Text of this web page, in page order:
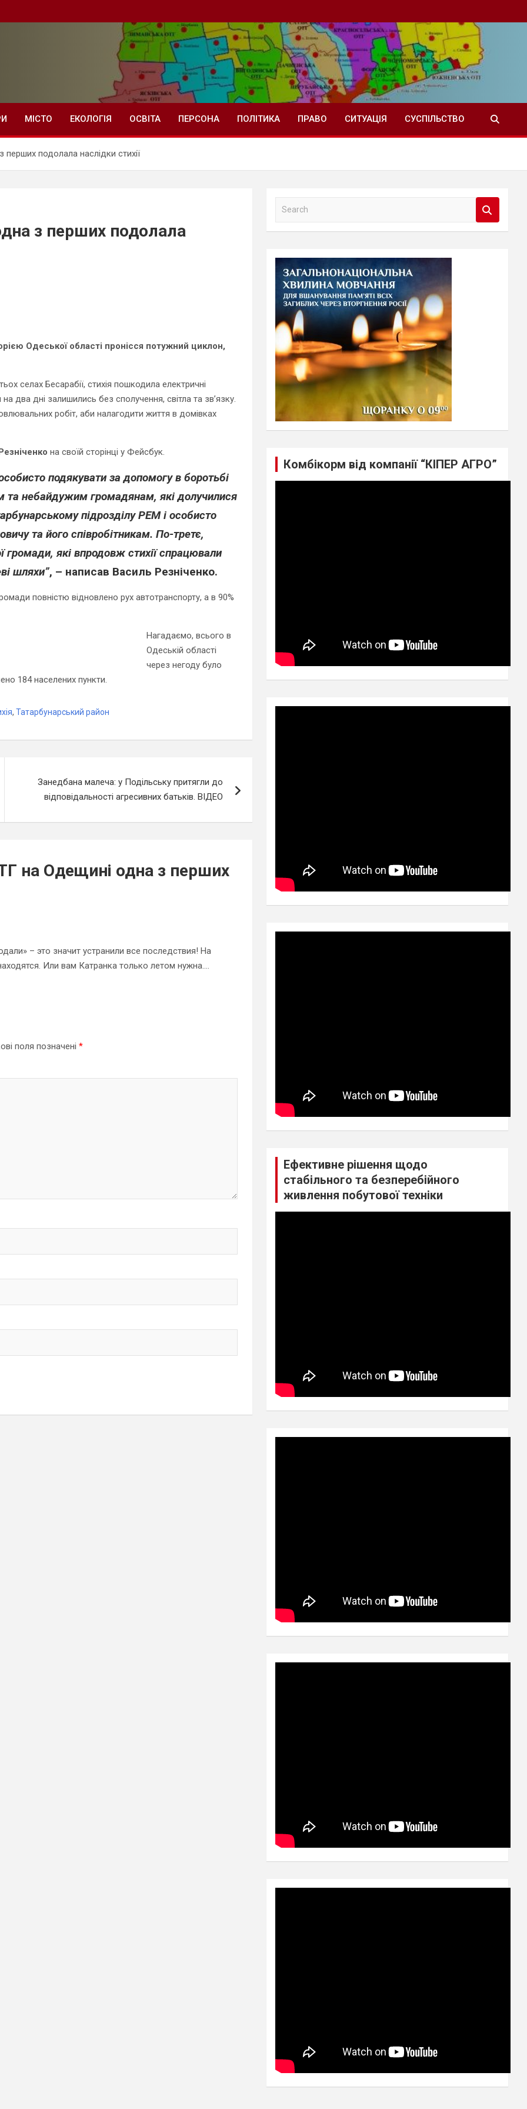
МІСТО ЕКОЛОГІЯ ОСВІТА ПЕРСОНА ПОЛІТИКА ПРАВО СИТУАЦІЯ СУСПІЛЬСТВО
подолала наслідки стихії
з перших подолала
Одеської області пронісся потужний циклон,
селах Бесарабії, стихія пошкодила електричні
два дні залишились без сполучення, світла та зв’язку.
робіт, аби налагодити життя в домівках
на своїй сторінці у Фейсбук.
то подякувати за допомогу в боротьбі
небайдужим громадянам, які долучилися
підрозділу РЕМ і особисто
та його співробітникам. По-третє,
які впродовж стихії спрацювали
шляхи”, – написав Василь Резніченко.
повністю відновлено рух автотранспорту, а в 90%
Нагадаємо, всього в
Одеській області
через негоду було
184 населених пункти.
, Татарбунарський район
Занедбана малеча: у Подільську притягли до
відповідальності агресивних батьків. ВІДЕО
на Одещині одна з перших
– это значит устранили все последствия! На
Или вам Катранка только летом нужна….
поля позначені *
a
Комбікорм від компанії “КІПЕР АГРО”
Ефективне рішення щодо
стабільного та безперебійного
живлення побутової техніки